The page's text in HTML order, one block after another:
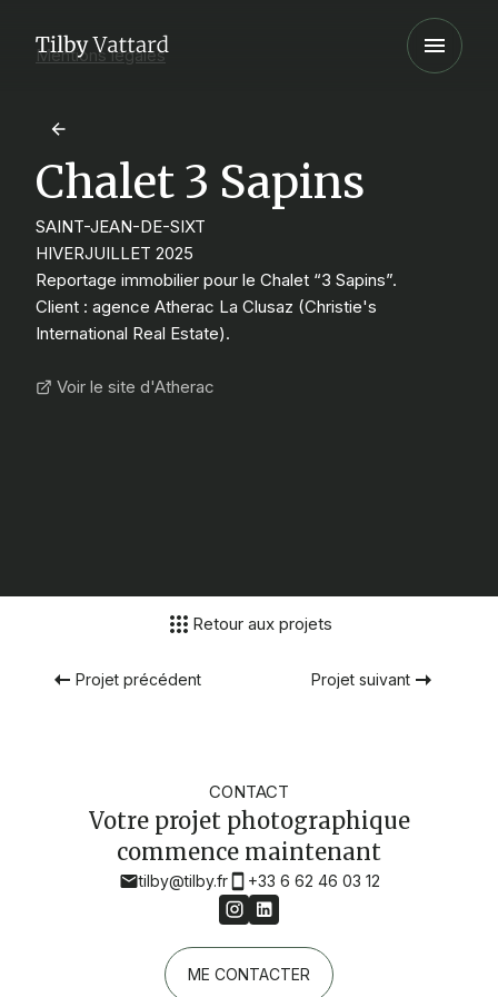
Mentions légales
Chalet 3 Sapins
SAINT-JEAN-DE-SIXT
HIVERJUILLET 2025
Reportage immobilier pour le Chalet “3 Sapins”.
Client : agence Atherac La Clusaz (Christie's
International Real Estate).
Voir le site d'Atherac
Projet précédent
Retour aux projets
Projet suivant
CONTACT
Votre projet photographique
commence maintenant
tilby@tilby.fr +33 6 62 46 03 12
ME CONTACTER